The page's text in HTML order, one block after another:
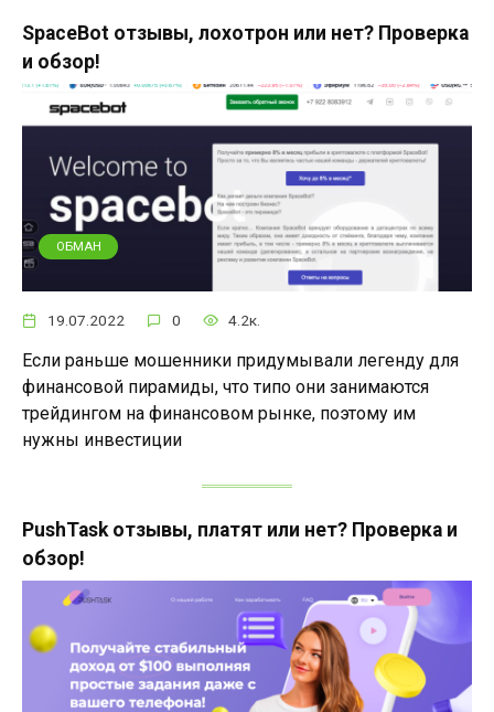
SpaceBot отзывы, лохотрон или нет? Проверка
и обзор!
ОБМАН
19.07.2022 0 4.2к.
Если раньше мошенники придумывали легенду для
финансовой пирамиды, что типо они занимаются
трейдингом на финансовом рынке, поэтому им
нужны инвестиции
PushTask отзывы, платят или нет? Проверка и
обзор!